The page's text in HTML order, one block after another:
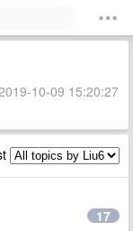
10-09 15:20:27
17